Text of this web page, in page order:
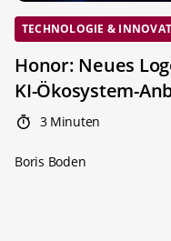
TECHNOLOGIE &
Honor: Neues
KI-Ökosystem-
3 Minuten
Boris Boden